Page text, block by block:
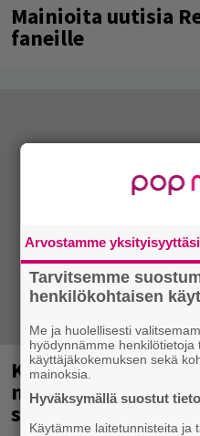
Mainioita uutisia
faneille
Kent mainittu, ja
nosteessa olevan
saapuu Suomeen
Arvostamme yksityisyyttäsi
Tarvitsemme
henkilökohtaisen
Me ja huolellisesti
hyödynnämme
käyttäjäkokemuksen sekä
mainoksia.
Hyväksymällä suostut
Käytämme laitetunnisteita ja